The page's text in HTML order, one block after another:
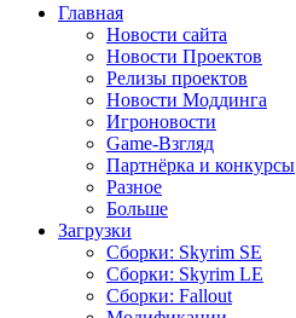
Главная
Новости сайта
Новости Проектов
Релизы проектов
Новости Моддинга
Игроновости
Game-Взгляд
Партнёрка и конкурсы
Разное
Больше
Загрузки
Сборки: Skyrim SE
Сборки: Skyrim LE
Сборки: Fallout